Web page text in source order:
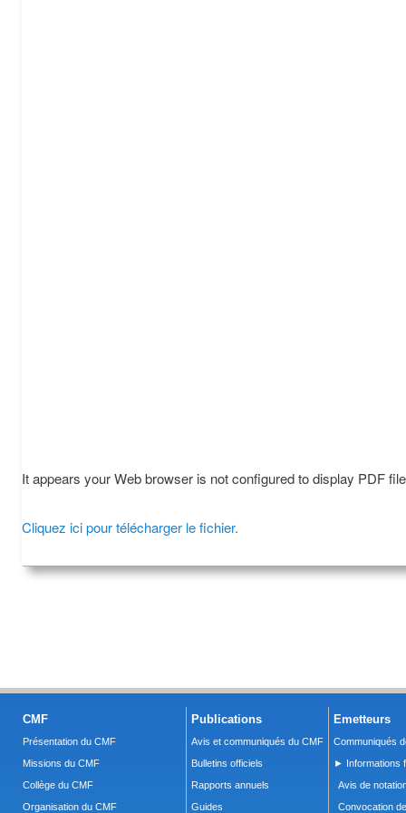
It appears your Web browser is not configured to display PDF
Cliquez ici pour télécharger le fichier.
CMF
Présentation du CMF
Missions du CMF
Collège du CMF
Organisation du CMF
Publications
Avis et communiqués du CMF
Bulletins officiels
Rapports annuels
Guides
Emetteurs
Communiqués
► Informations
Avis de
Convocation